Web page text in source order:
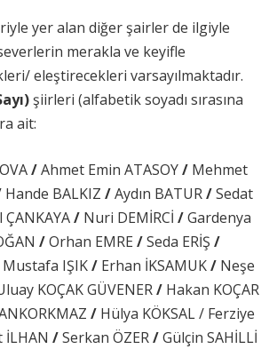
yer alan diğer şairler de ilgiyle
merakla ve keyifle
eleştirecekleri varsayılmaktadır.
şiirleri (alfabetik soyadı sırasına
ait:
/Ahmet Emin ATASOY/ Mehmet
Hande BALKIZ /Aydın BATUR/Sedat
ÇANKAYA/ Nuri DEMİRCİ /Gardenya
/Orhan EMRE /Seda ERİŞ /
Mustafa IŞIK/ Erhan İKSAMUK/ Neşe
KOÇAK GÜVENER/ Hakan KOÇAR
/ Hülya KÖKSAL / Ferziye
İLHAN /Serkan ÖZER/Gülçin SAHİLLİ